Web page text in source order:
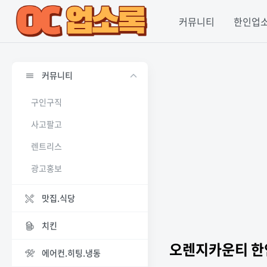
커뮤니티 한인업
커뮤니티
구인구직
사고팔고
렌트리스
광고홍보
맛집.식당
치킨
에어컨.히팅.냉동 오렌지카운티